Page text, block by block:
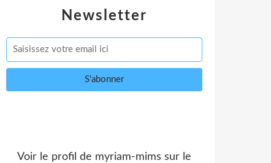
Newsletter
Voir le profil de myriam-mims sur le